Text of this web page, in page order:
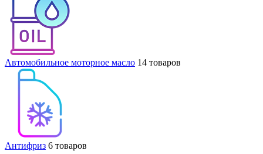
Автомобильное моторное масло 14 товаров
Антифриз 6 товаров